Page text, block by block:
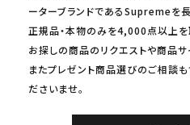
ーターブランドであるSupremeを
正規品・本物のみを4,000点以上を
お探しの商品のリクエストや商品サ
またプレゼント商品選びのご相談
ださいませ。